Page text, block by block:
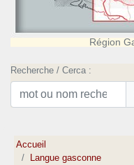
Région
Recherche / Cerca :
Accueil
Langue gasconne